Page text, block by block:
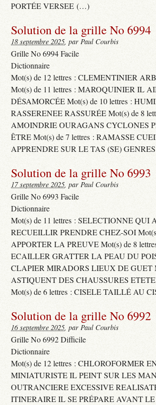
PORTÉE VERSEE (…)
Solution de la grille No 6994
18 septembre 2025, par Paul Courbis
Grille No 6994 Facile
Dictionnaire
Mot(s) de 12 lettres : CLEMENTINIER
Mot(s) de 11 lettres : MAROQUINIER IL
DÉSAMORCÉE Mot(s) de 10 lettres :
RASSERENEE RASSURÉE Mot(s) de 8
AMOINDRIE OURAGANS CYCLONES
ÊTRE Mot(s) de 7 lettres : RAMASSE
APPRENDRE SUR LE TAS (SE)
Solution de la grille No 6993
17 septembre 2025, par Paul Courbis
Grille No 6993 Facile
Dictionnaire
Mot(s) de 11 lettres : SELECTIONNE QUI
RECUEILLIR PRENDRE CHEZ-SOI
APPORTER LA PREUVE Mot(s) de 8
ECAILLER GRATTER LA PEAU DU
CLAPIER MIRADORS LIEUX DE GUET
ASTIQUENT DES CHAUSSURES
Mot(s) de 6 lettres : CISELE TAILLÉ AU
Solution de la grille No 6992
16 septembre 2025, par Paul Courbis
Grille No 6992 Difficile
Dictionnaire
Mot(s) de 12 lettres : CHLOROFORMER
MINIATURISTE IL PEINT SUR LES
OUTRANCIERE EXCESSIVE
ITINERAIRE IL SE PRÉPARE AVANT